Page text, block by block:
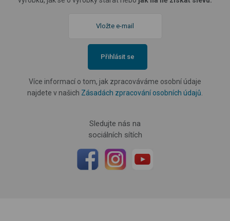
Přihlásit se
Více informací o tom, jak zpracováváme osobní údaje
najdete v našich Zásadách zpracování osobních údajů
Sledujte nás na
sociálních sítích